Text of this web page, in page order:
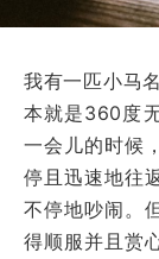
我有一匹小马
本就是360度
一会儿的时候
停且迅速地往
不停地吵闹。
得顺服并且赏